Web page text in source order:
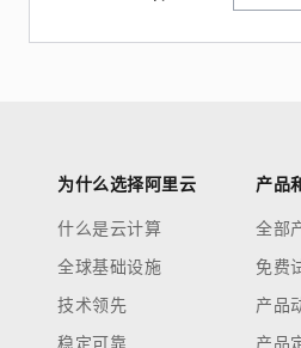
为什么选择阿里云
什么是云计算
全球基础设施
技术领先
稳定可靠
产品
全部
免费
产品
产品